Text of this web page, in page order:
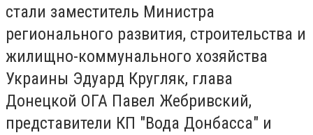
стали заместитель Министра
регионального развития, строительства и
жилищно-коммунального хозяйства
Украины Эдуард Кругляк, глава
Донецкой ОГА Павел Жебривский,
представители КП "Вода Донбасса" и